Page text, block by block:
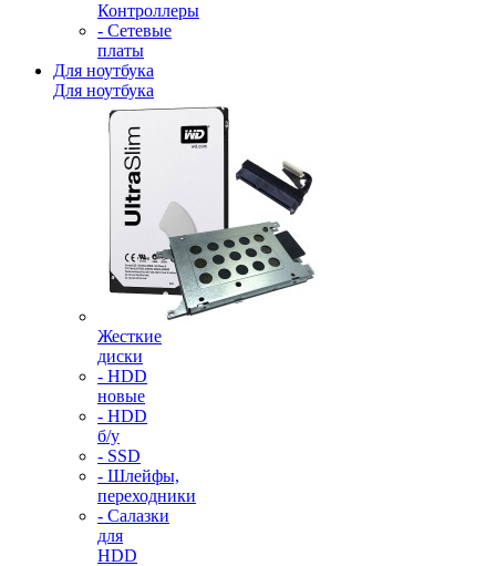
Контроллеры
- Сетевые
платы
Для ноутбука
Для ноутбука
Жесткие
диски
- HDD
новые
- HDD
б/у
- SSD
- Шлейфы,
переходники
- Салазки
для
HDD